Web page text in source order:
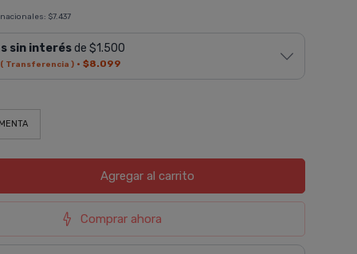
$7.437
sin interésde $1.500
( Transferencia )· $8.099
MENTA
Agregaral carrito
Comprar ahora